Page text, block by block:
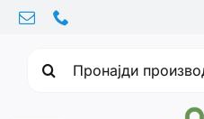
Skip
content